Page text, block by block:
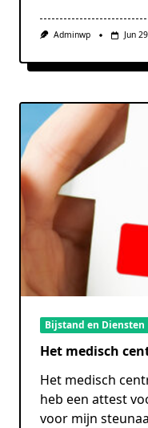
Adminwp Jun
Bijstand en Diensten
Het medisch
Het medisch
heb een attest
voor mijn